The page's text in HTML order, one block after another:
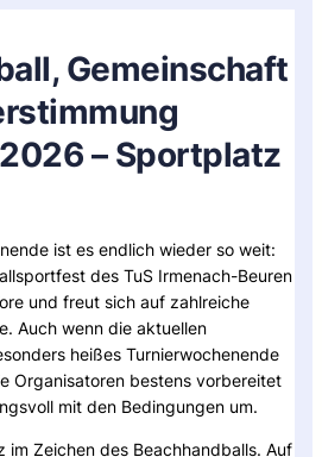
Gemeinschaft
– Sportplatz
ist es endlich wieder so weit:
des TuS Irmenach-Beuren
und freut sich auf zahlreiche
Auch wenn die aktuellen
heißes Turnierwochenende
Organisatoren bestens vorbereitet
mit den Bedingungen um.
im Zeichen des Beachhandballs. Auf